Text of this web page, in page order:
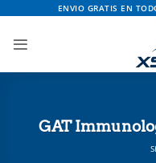
contenido
ENVIO GRATIS EN
GAT